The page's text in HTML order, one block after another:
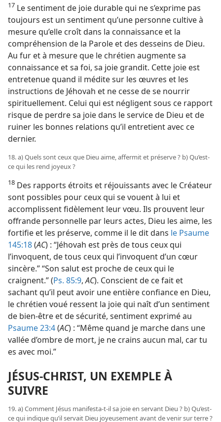
17 Le sentiment de joie durable qui ne s’exprime pas
toujours est un sentiment qu’une personne cultive à
mesure qu’elle croît dans la connaissance et la
compréhension de la Parole et des desseins de Dieu.
Au fur et à mesure que le chrétien augmente sa
connaissance et sa foi, sa joie grandit. Cette joie est
entretenue quand il médite sur les œuvres et les
instructions de Jéhovah et ne cesse de se nourrir
spirituellement. Celui qui est négligent sous ce rapport
risque de perdre sa joie dans le service de Dieu et de
ruiner les bonnes relations qu’il entretient avec ce
dernier.
18. a) Quels sont ceux que Dieu aime, affermit et préserve ? b) Qu’est-​
ce qui les rend joyeux ?
18 Des rapports étroits et réjouissants avec le Créateur
sont possibles pour ceux qui se vouent à lui et
accomplissent fidèlement leur vœu. Ils prouvent leur
offrande personnelle par leurs actes, Dieu les aime, les
fortifie et les préserve, comme il le dit dans le Psaume
145:18(AC) : “Jéhovah est près de tous ceux qui
l’invoquent, de tous ceux qui l’invoquent d’un cœur
sincère.” “Son salut est proche de ceux qui le
craignent.” (Ps. 85:9,AC). Conscient de ce fait et
sachant qu’il peut avoir une entière confiance en Dieu,
le chrétien voué ressent la joie qui naît d’un sentiment
de bien-être et de sécurité, sentiment exprimé au
Psaume 23:4(AC) : “Même quand je marche dans une
vallée d’ombre de mort, je ne crains aucun mal, car tu
es avec moi.”
JÉSUS-CHRIST, UN EXEMPLE À
SUIVRE
19. a) Comment Jésus manifesta-​t-​il sa joie en servant Dieu ? b) Qu’est-​
ce qui indique qu’il servait Dieu joyeusement avant de venir sur terre ?